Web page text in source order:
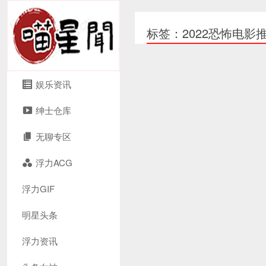
娱乐资讯
绅士仓库
无聊专区
浮力ACG
浮力GIF
明星头条
浮力资讯
标签：2022恐怖电影